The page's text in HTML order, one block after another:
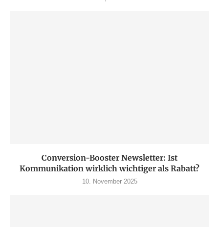
Conversion-Booster Newsletter: Ist
Kommunikation wirklich wichtiger als Rabatt?
10. November 2025